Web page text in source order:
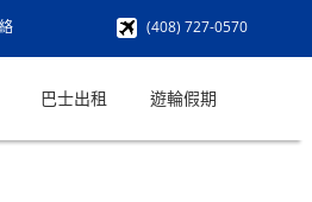
(408) 727-0570
巴士出租 遊輪假期